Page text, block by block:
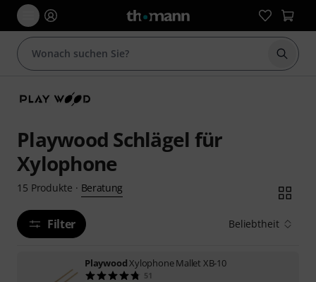
Suche
Playwood Schlägel für
Xylophone
15 Produkte · Beratung
Filter Beliebtheit
PlaywoodXylophone Mallet XB-10
51